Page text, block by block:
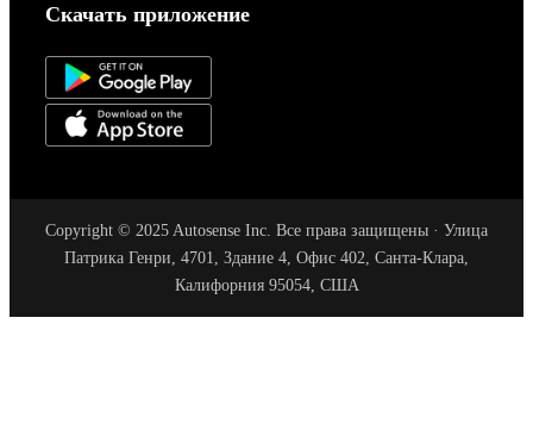
Скачать приложение
Copyright © 2025 Autosense Inc. Все права защищены · Улица
Патрика Генри, 4701, Здание 4, Офис 402, Санта-Клара,
Калифорния 95054, США